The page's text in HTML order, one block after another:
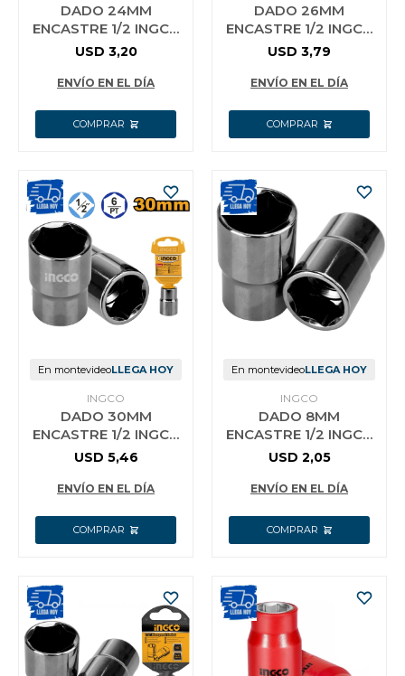
DADO 24MM
ENCASTRE 1/2 INGCO
HHAST12241
USD 3,20
ENVÍO EN EL DÍA
DADO 26MM
ENCASTRE 1/2 INGCO
HHAST12261
USD 3,79
ENVÍO EN EL DÍA
En montevideoLLEGA HOY
INGCO
DADO 30MM
ENCASTRE 1/2 INGCO
HHAST12301
USD 5,46
ENVÍO EN EL DÍA
En montevideoLLEGA HOY
INGCO
DADO 8MM
ENCASTRE 1/2 INGCO
HHAST12081
USD 2,05
ENVÍO EN EL DÍA